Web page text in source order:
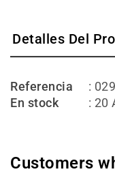
Detalles Del
Referencia
:
En stock
: 20
Customers